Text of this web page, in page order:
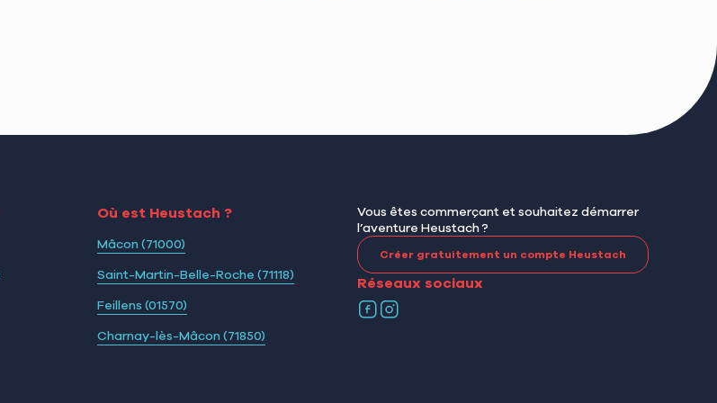
Où est Heustach ?
Mâcon (71000)
Saint-Martin-Belle-Roche (71118)
Feillens (01570)
Charnay-lès-Mâcon (71850)
Vous êtes commerçant et souhaitez démarrer
l’aventure Heustach ?
Créer gratuitement un compte Heustach
Réseaux sociaux